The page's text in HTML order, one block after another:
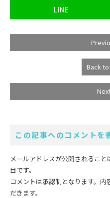
LINE
Back
この記事へのコメントを
メールアドレスが公開されること
目です。
コメントは承認制となります。
だきます。